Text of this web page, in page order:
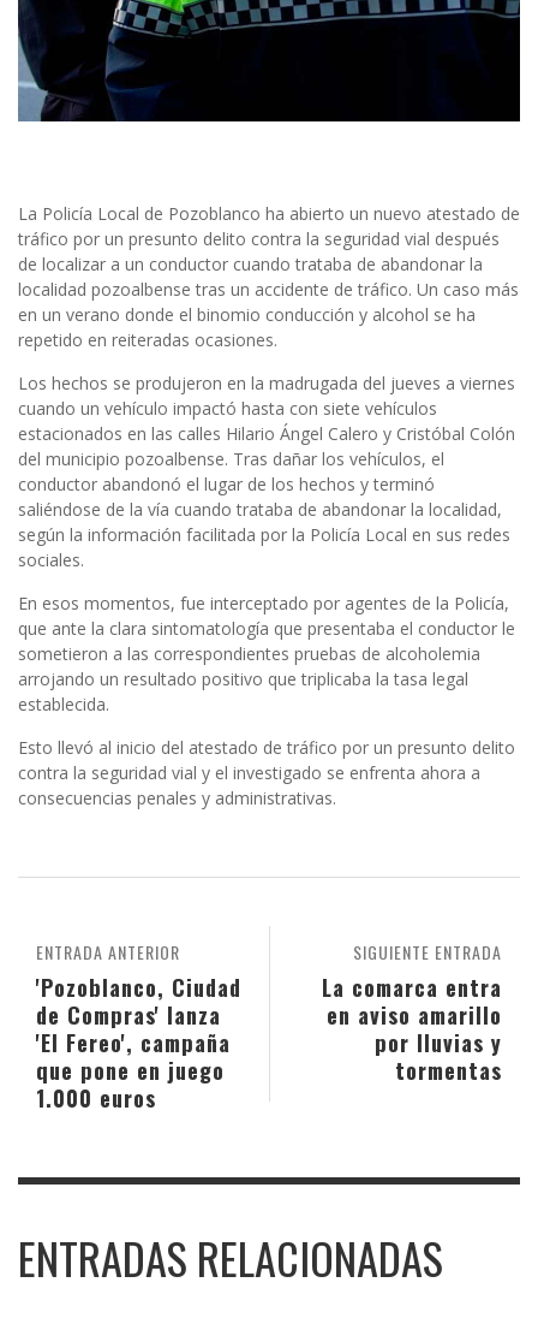
La Policía Local de Pozoblanco ha abierto un nuevo atestado de
tráfico por un presunto delito contra la seguridad vial después
de localizar a un conductor cuando trataba de abandonar la
localidad pozoalbense tras un accidente de tráfico. Un caso más
en un verano donde el binomio conducción y alcohol se ha
repetido en reiteradas ocasiones.
Los hechos se produjeron en la madrugada del jueves a viernes
cuando un vehículo impactó hasta con siete vehículos
estacionados en las calles Hilario Ángel Calero y Cristóbal Colón
del municipio pozoalbense. Tras dañar los vehículos, el
conductor abandonó el lugar de los hechos y terminó
saliéndose de la vía cuando trataba de abandonar la localidad,
según la información facilitada por la Policía Local en sus redes
sociales.
En esos momentos, fue interceptado por agentes de la Policía,
que ante la clara sintomatología que presentaba el conductor le
sometieron a las correspondientes pruebas de alcoholemia
arrojando un resultado positivo que triplicaba la tasa legal
establecida.
Esto llevó al inicio del atestado de tráfico por un presunto delito
contra la seguridad vial y el investigado se enfrenta ahora a
consecuencias penales y administrativas.
SIGUIENTE ENTRADA
La comarca entra
en aviso amarillo
por lluvias y
tormentas
ENTRADA ANTERIOR
'Pozoblanco, Ciudad
de Compras' lanza
'El Fereo', campaña
que pone en juego
1.000 euros
ENTRADAS RELACIONADAS